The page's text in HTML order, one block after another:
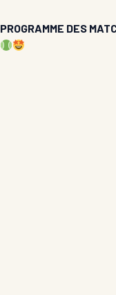
PROGRAMME DES